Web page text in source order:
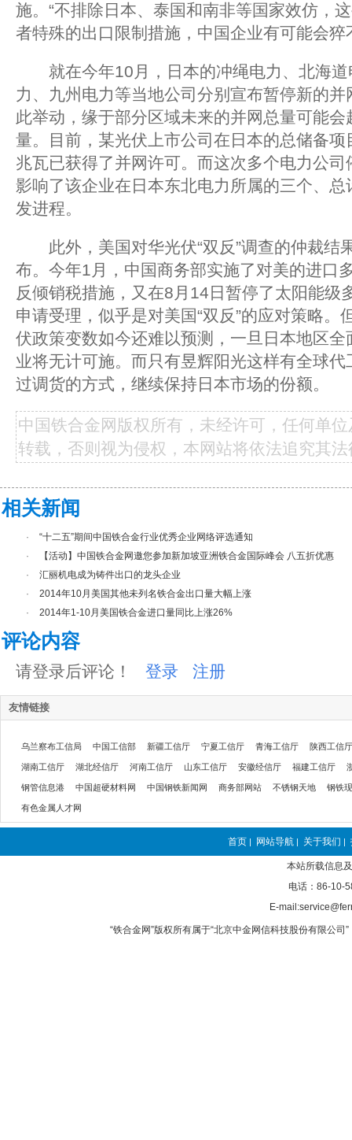
施。“不排除日本、泰国和南非等国家效仿，
者特殊的出口限制措施，中国企业有可能会猝
就在今年10月，日本的冲绳电力、北海道
力、九州电力等当地公司分别宣布暂停新的
此举动，缘于部分区域未来的并网总量可能
量。目前，某光伏上市公司在日本的总储备
兆瓦已获得了并网许可。而这次多个电力公
影响了该企业在日本东北电力所属的三个、
发进程。
此外，美国对华光伏“双反”调查的仲裁结
布。今年1月，中国商务部实施了对美的进口
反倾销税措施，又在8月14日暂停了太阳能级
申请受理，似乎是对美国“双反”的应对策略。
伏政策变数如今还难以预测，一旦日本地区
业将无计可施。而只有昱辉阳光这样有全球
过调货的方式，继续保持日本市场的份额。
中国铁合金网版权所有，未经许可，任何单
转载，否则视为侵权，本网站将依法追究其
相关新闻
·
“十二五”期间中国铁合金行业优秀企业网络评选通知
·
【活动】中国铁合金网邀您参加新加坡亚洲铁合金国际峰会 八五折优惠
·
汇丽机电成为铸件出口的龙头企业
·
2014年10月美国其他未列名铁合金出口量大幅上涨
·
2014年1-10月美国铁合金进口量同比上涨26%
评论内容
请登录后评论！ 登录 注册
友情链接
乌兰察布工信局 中国工信部 新疆工信厅 宁夏工信厅 青海工信厅 陕西工信厅
湖南工信厅 湖北经信厅 河南工信厅 山东工信厅 安徽经信厅 福建工信厅
钢管信息港 中国超硬材料网 中国钢铁新闻网 商务部网站 不锈钢天地 钢铁
有色金属人才网
首页 | 网站导航 | 关于我们 |
本站所载信息
电话：86-10-
E-
“铁合金网”版权所有属于“北京中金网信科技股份有限公司